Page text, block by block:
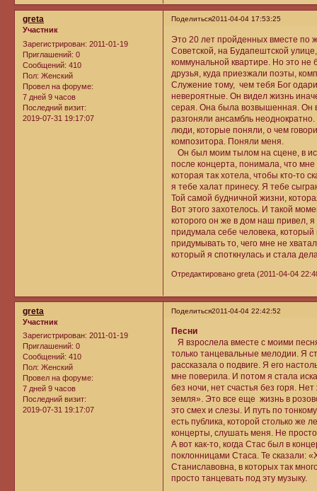
Поделиться2011-04-04 17:53:25
greta
Участник
Зарегистрирован: 2011-01-19
Приглашений: 0
Сообщений: 410
Пол: Женский
Провел на форуме:
7 дней 9 часов
Последний визит:
2019-07-31 19:17:07
Это 20 лет пройденных вместе по
Советской, на Будапештской
коммунальной квартире. Но это
друзья, куда приезжали поэты,
Служение тому, чем тебя Бог
невероятные. Он видел жизнь
серая. Она была возвышенная. Он
разгоняли ансамбль
люди, которые поняли, о чем
композитора. Поняли меня.
Он был моим тылом на сцене, в
после концерта, понимала, что
которая так хотела, чтобы кто-то
я тебе халат принесу. Я тебе
Той самой будничной жизни,
Вот этого захотелось. И такой
которого он же в дом наш привел,
придумала себе человека,
придумывать то, чего мне не
который я споткнулась и стала
Отредактировано greta (2011-04-04
Поделиться2011-04-04 22:42:52
greta
Участник
Зарегистрирован: 2011-01-19
Приглашений: 0
Сообщений: 410
Пол: Женский
Провел на форуме:
7 дней 9 часов
Последний визит:
2019-07-31 19:17:07
Песни
Я взрослела вместе с моими
только танцевальные мелодии. Я
рассказала о подвиге. Я его
мне поверила. И потом я стала
без ночи, нет счастья без горя.
земля». Это все еще жизнь в
это смех и слезы. И путь по
есть публика, которой столько же
концерты, слушать меня. Не
А вот как-то, когда Стас был в
поклонницами Стаса. Те сказали:
Станиславовна, в которых так
просто танцевать под эту музыку.